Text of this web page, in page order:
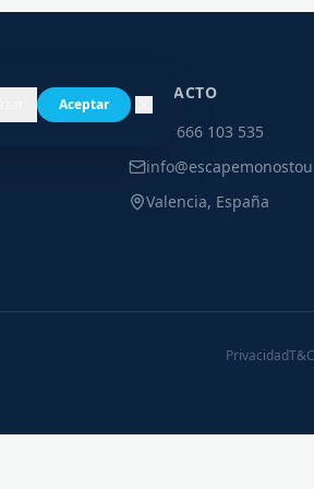
CONTACTO
+34 666 103 535
Valencia, España
PrivacidadT&C
Aceptar